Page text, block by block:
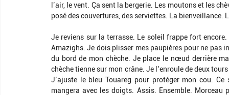
l’air, le vent. Ça sent la bergerie. Les moutons et les
posé des couvertures, des serviettes. La bienveillance.
Je reviens sur la terrasse. Le soleil frappe fort
Amazighs. Je dois plisser mes paupières pour ne pas
du bord de mon chèche. Je place le nœud derrière
chèche tienne sur mon crâne. Je l’enroule de deux
J’ajuste le bleu Touareg pour protéger mon cou.
mangera avec les doigts. Assis. Ensemble.